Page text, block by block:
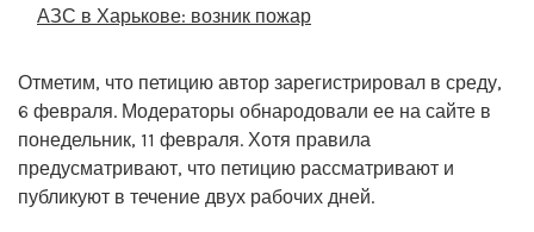
АЗС в Харькове: возник пожар
Отметим, что петицию автор зарегистрировал в среду,
6 февраля. Модераторы обнародовали ее на сайте в
понедельник, 11 февраля. Хотя правила
предусматривают, что петицию рассматривают и
публикуют в течение двух рабочих дней.